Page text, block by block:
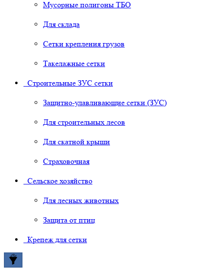
Мусорные полигоны ТБО
Для склада
Сетки крепления грузов
Такелажные сетки
Строительные ЗУС сетки
Защитно-улавливающие сетки (ЗУС)
Для строительных лесов
Для скатной крыши
Страховочная
Сельское хозяйство
Для лесных животных
Защита от птиц
Крепеж для сетки